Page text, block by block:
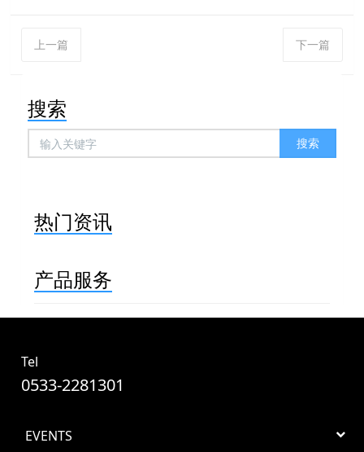
上一篇 下一篇
搜索
搜索
热门资讯
产品服务
Tel
0533-2281301
EVENTS